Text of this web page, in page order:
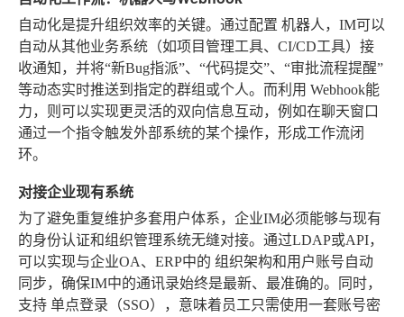
自动化是提升组织效率的关键。通过配置 机器人 ，IM可以
自动从其他业务系统（如项目管理工具、CI/CD工具）接
收通知，并将“新Bug指派”、“代码提交”、“审批流程提醒”
等动态实时推送到指定的群组或个人。而利用 Webhook能
力，则可以实现更灵活的双向信息互动，例如在聊天窗口
通过一个指令触发外部系统的某个操作，形成工作流闭
环。
对接企业现有系统
为了避免重复维护多套用户体系，企业IM必须能够与现有
的身份认证和组织管理系统无缝对接。通过LDAP或API，
可以实现与企业OA、ERP中的 组织架构和用户账号自动
同步，确保IM中的通讯录始终是最新、最准确的。同时，
支持 单点登录（SSO）
，意味着员工只需使用一套账号密